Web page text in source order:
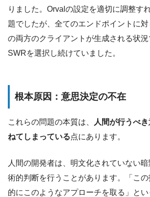
りました。Orvalの設定を適切に調整す
題でしたが、全てのエンドポイントに
の両方のクライアントが生成される状
SWRを選択し続けていました。
根本原因：意思決定の不在
これらの問題の本質は、
人間が行うべ
ねてしまっている点にあります。
人間の開発者は、明文化されていない
術的判断を行うことがあります。「こ
的にこのようなアプローチを取る」と